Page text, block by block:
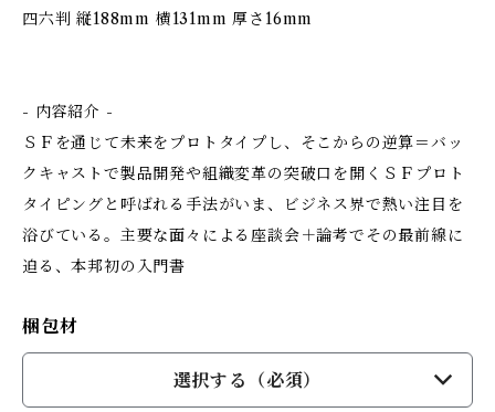
四六判 縦188mm 横131mm 厚さ16mm
- 内容紹介 -
ＳＦを通じて未来をプロトタイプし、そこからの逆算＝バッ
クキャストで製品開発や組織変革の突破口を開く――ＳＦプロト
タイピングと呼ばれる手法がいま、ビジネス界で熱い注目を
浴びている。主要な面々による座談会＋論考でその最前線に
迫る、本邦初の入門書
梱包材
選択する（必須）